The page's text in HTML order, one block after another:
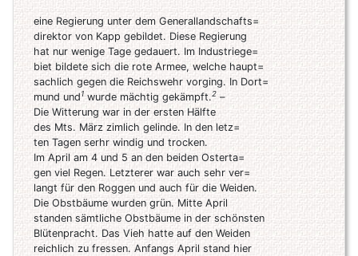
eine Regierung unter dem Generallandschafts=
direktor von Kapp gebildet. Diese Regierung
hat nur wenige Tage gedauert. Im Industriege=
biet bildete sich die rote Armee, welche haupt=
sachlich gegen die Reichswehr vorging. In Dort=
mund und1wurde mächtig gekämpft.2 –
Die Witterung war in der ersten Hälfte
des Mts. März zimlich gelinde. In den letz=
ten Tagen serhr windig und trocken.
Im April am 4 und 5 an den beiden Osterta=
gen viel Regen. Letzterer war auch sehr ver=
langt für den Roggen und auch für die Weiden.
Die Obstbäume wurden grün. Mitte April
standen sämtliche Obstbäume in der schönsten
Blütenpracht. Das Vieh hatte auf den Weiden
reichlich zu fressen. Anfangs April stand hier